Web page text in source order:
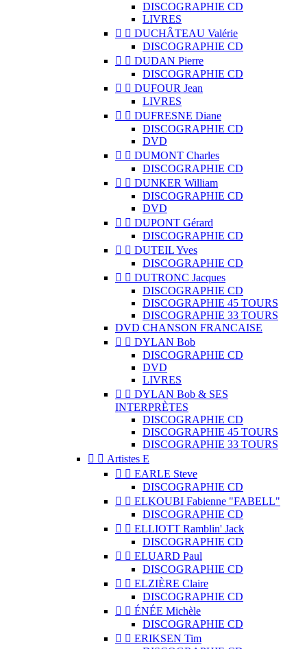
DISCOGRAPHIE CD
LIVRES
  DUCHÂTEAU Valérie
DISCOGRAPHIE CD
  DUDAN Pierre
DISCOGRAPHIE CD
  DUFOUR Jean
LIVRES
  DUFRESNE Diane
DISCOGRAPHIE CD
DVD
  DUMONT Charles
DISCOGRAPHIE CD
  DUNKER William
DISCOGRAPHIE CD
DVD
  DUPONT Gérard
DISCOGRAPHIE CD
  DUTEIL Yves
DISCOGRAPHIE CD
  DUTRONC Jacques
DISCOGRAPHIE CD
DISCOGRAPHIE 45 TOURS
DISCOGRAPHIE 33 TOURS
DVD CHANSON FRANCAISE
  DYLAN Bob
DISCOGRAPHIE CD
DVD
LIVRES
  DYLAN Bob & SES
INTERPRÈTES
DISCOGRAPHIE CD
DISCOGRAPHIE 45 TOURS
DISCOGRAPHIE 33 TOURS
  Artistes E
  EARLE Steve
DISCOGRAPHIE CD
  ELKOUBI Fabienne "FABELL"
DISCOGRAPHIE CD
  ELLIOTT Ramblin' Jack
DISCOGRAPHIE CD
  ELUARD Paul
DISCOGRAPHIE CD
  ELZIÈRE Claire
DISCOGRAPHIE CD
  ÉNÉE Michèle
DISCOGRAPHIE CD
  ERIKSEN Tim